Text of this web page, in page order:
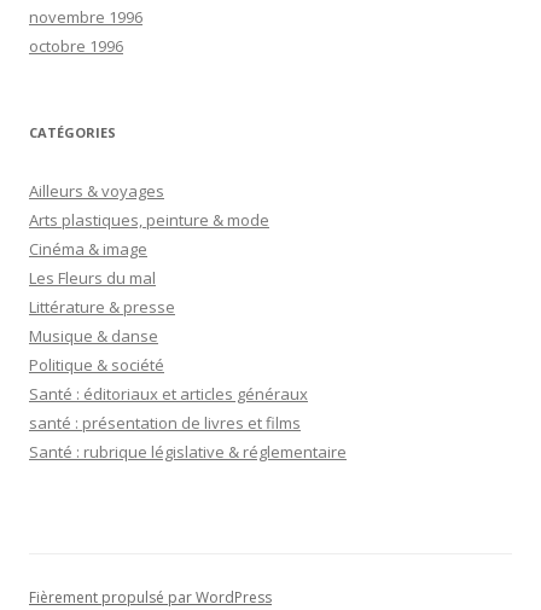
novembre 1996
octobre 1996
CATÉGORIES
Ailleurs & voyages
Arts plastiques, peinture & mode
Cinéma & image
Les Fleurs du mal
Littérature & presse
Musique & danse
Politique & société
Santé : éditoriaux et articles généraux
santé : présentation de livres et films
Santé : rubrique législative & réglementaire
Fièrement propulsé par WordPress